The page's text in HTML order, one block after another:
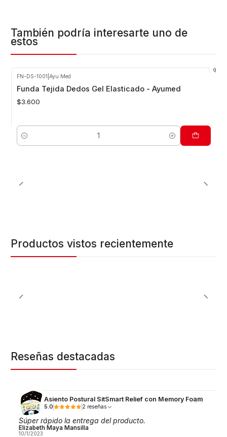
También podría interesarte uno de
estos
FN-DS-1001 Ayu Med
Funda Tejida Dedos Gel Elasticado - Ayumed
$3.600
Cantidad
Productos vistos recientemente
Reseñas destacadas
Asiento Postural SitSmart Relief con Memory Foam
5.0 2 reseñas
Súper rápido la entrega del producto.
Elizabeth Maya Mansilla
10/1/2023